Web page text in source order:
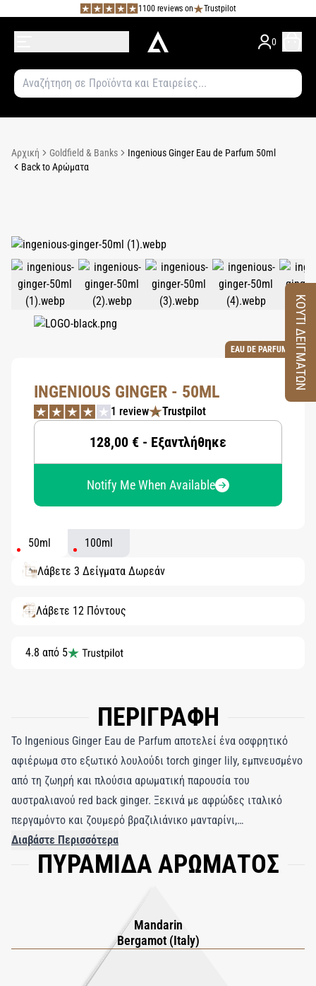
1100 reviews on Trustpilot
0
Αρχική Goldfield & Banks
Ingenious Ginger Eau de Parfum 50ml
Back to Αρώματα
EAU DE PARFUM
INGENIOUS GINGER - 50ML
1 review Trustpilot
128,00 € - Εξαντλήθηκε
Notify Me When Available
50ml 100ml
Λάβετε 3 Δείγματα Δωρεάν
Λάβετε 12 Πόντους
4.8 από 5
ΠΕΡΙΓΡΑΦΗ
Το Ingenious Ginger Eau de Parfum αποτελεί ένα οσφρητικό
αφιέρωμα στο εξωτικό λουλούδι torch ginger lily, εμπνευσμένο
από τη ζωηρή και πλούσια αρωματική παρουσία του
αυστραλιανού red back ginger. Ξεκινά με αφρώδες ιταλικό
περγαμόντο και ζουμερό βραζιλιάνικο μανταρίνι,
απελευθερώνοντας ένταση και φρεσκάδα, προτού εξελιχθεί
στη ζωηρή, αναβράζουσα ζεστασιά μιας συμφωνίας λουλουδιού
βανίλιας. Το κεχριμπάρι και το αυστραλιανό σανταλόξυλο
δημιουργούν μια ζεστή, αγκαλιαστική βάση, εξισορροπημένη
από ένα απαλό, αισθησιακό musk. Δημιουργημένο από τον
αρωματοποιό Hamid Merati-Kashani, αυτό το άρωμα με
Διαβάστε Περισσότερα
ΠΥΡΑΜΙΔΑ ΑΡΩΜΑΤΟΣ
Mandarin
Bergamot (Italy)
ΚΟΥΤΙ ΔΕΙΓΜΑΤΩΝ